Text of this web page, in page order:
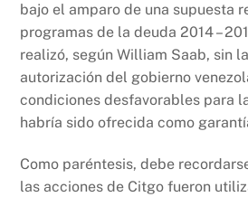
bajo el amparo de una supuesta
programas de la deuda 2014 –
realizó, según William Saab, sin
autorización del gobierno
condiciones desfavorables para
habría sido ofrecida como
Como paréntesis, debe
las acciones de Citgo fueron